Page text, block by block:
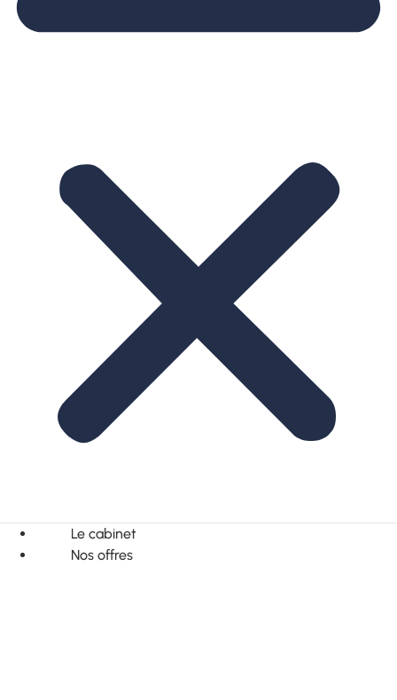
Le cabinet
Nos offres